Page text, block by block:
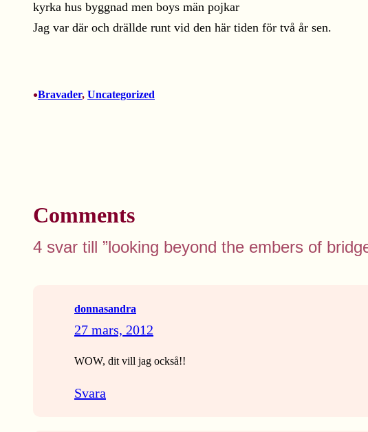
Jag var där och drällde runt vid den här tiden för två år sen.
•Bravader, Uncategorized
Comments
4 svar till ”looking beyond the embers of
donnasandra
27 mars, 2012
WOW, dit vill jag också!!
Svara